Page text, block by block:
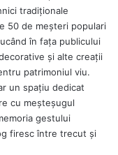
tradiționale
50 de meșteri populari
în fața publicului
și alte creații
patrimoniul viu.
un spațiu dedicat
cu meșteșugul
gestului
firesc între trecut și